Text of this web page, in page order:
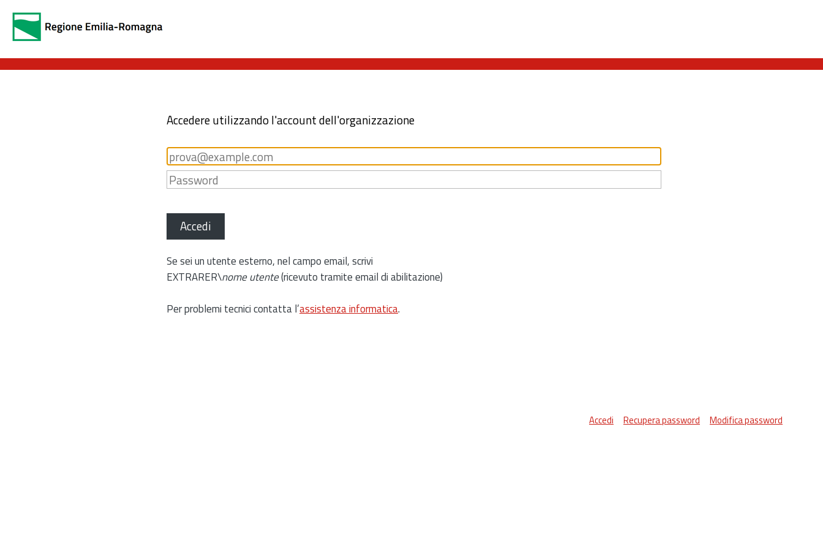
Accedere utilizzando l'account dell'organizzazione
Accedi
Se sei un utente esterno, nel campo email, scrivi
EXTRARER\nome utente(ricevuto tramite email di abilitazione)
Per problemi tecnici contatta l’assistenza informatica.
Accedi Recupera password Modifica password